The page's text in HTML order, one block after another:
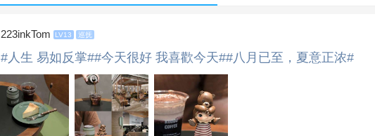
223inkTom LV13 巡抚
#人生 易如反掌##今天很好 我喜歡今天##八月已至，夏意正浓#